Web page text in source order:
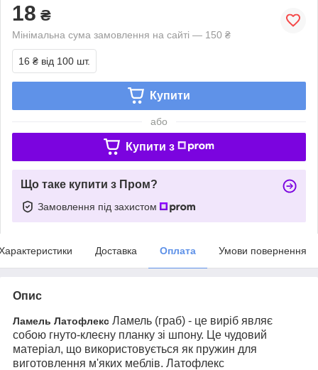
18 ₴
Мінімальна сума замовлення на сайті — 150 ₴
16 ₴ від 100 шт.
Купити
або
Купити з
Що таке купити з Пром?
Замовлення під захистом
Доставка Оплата Умови повернення
Опис
Ламель Латофлекс Ламель (граб) - це виріб являє
собою гнуто-клеєну планку зі шпону. Це чудовий
матеріал, що використовується як пружин для
виготовлення м'яких меблів. Латофлекс